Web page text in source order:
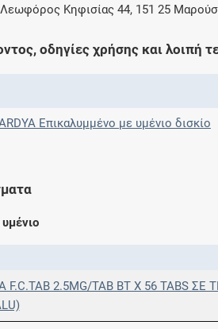
πορείας του
Λεωφόρος Κηφισίας 44, 151 25
οδηγίες χρήσης και λοιπή
Επικαλυμμένο με υμένιο δισκίο
F.C.TAB 2.5MG/TAB BT X 56 TABS ΣΕ